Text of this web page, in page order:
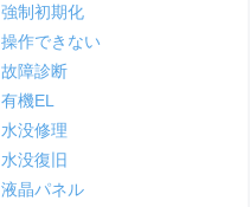
強制初期化
操作できない
故障診断
有機EL
水没修理
水没復旧
液晶パネル